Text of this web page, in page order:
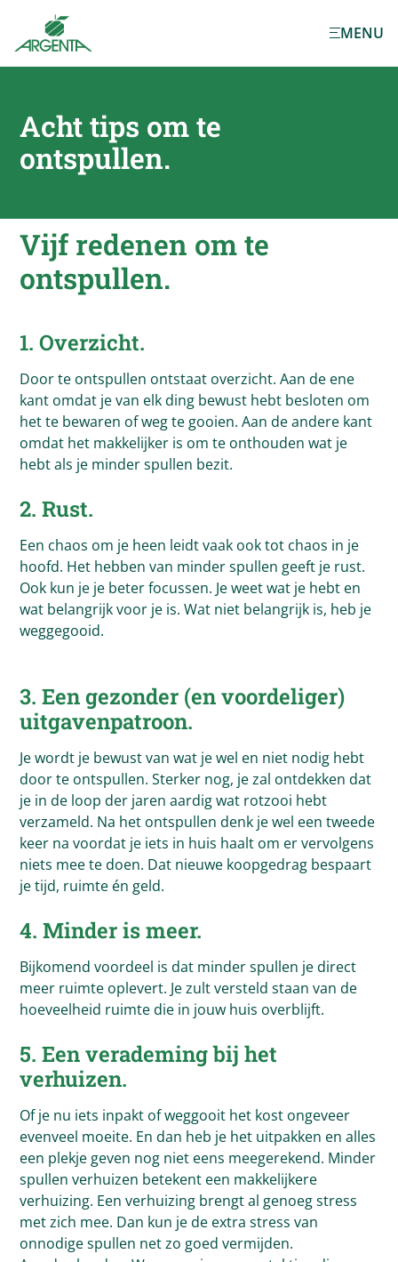
Ga naar de
hoofdinhoud
MENU
Acht tips om te
ontspullen.
Vijf redenen om te
ontspullen.
1. Overzicht.
Door te ontspullen ontstaat overzicht. Aan de ene
kant omdat je van elk ding bewust hebt besloten om
het te bewaren of weg te gooien. Aan de andere kant
omdat het makkelijker is om te onthouden wat je
hebt als je minder spullen bezit.
2. Rust.
Een chaos om je heen leidt vaak ook tot chaos in je
hoofd. Het hebben van minder spullen geeft je rust.
Ook kun je je beter focussen. Je weet wat je hebt en
wat belangrijk voor je is. Wat niet belangrijk is, heb je
weggegooid.
3. Een gezonder (en voordeliger)
uitgavenpatroon.
Je wordt je bewust van wat je wel en niet nodig hebt
door te ontspullen. Sterker nog, je zal ontdekken dat
je in de loop der jaren aardig wat rotzooi hebt
verzameld. Na het ontspullen denk je wel een tweede
keer na voordat je iets in huis haalt om er vervolgens
niets mee te doen. Dat nieuwe koopgedrag bespaart
je tijd, ruimte én geld.
4. Minder is meer.
Bijkomend voordeel is dat minder spullen je direct
meer ruimte oplevert. Je zult versteld staan van de
hoeveelheid ruimte die in jouw huis overblijft.
5. Een verademing bij het
verhuizen.
Of je nu iets inpakt of weggooit het kost ongeveer
evenveel moeite. En dan heb je het uitpakken en alles
een plekje geven nog niet eens meegerekend. Minder
spullen verhuizen betekent een makkelijkere
verhuizing. Een verhuizing brengt al genoeg stress
met zich mee. Dan kun je de extra stress van
onnodige spullen net zo goed vermijden.